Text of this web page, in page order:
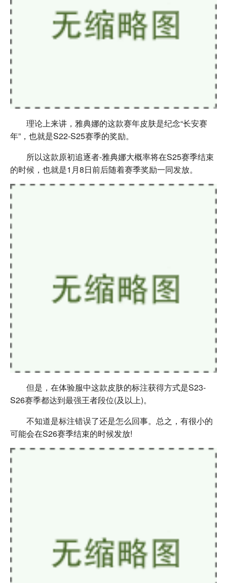
理论上来讲，雅典娜的这款赛年皮肤是纪念“长安赛
年”，也就是S22-S25赛季的奖励。
所以这款原初追逐者-雅典娜大概率将在S25赛季结束
的时候，也就是1月8日前后随着赛季奖励一同发放。
但是，在体验服中这款皮肤的标注获得方式是S23-
S26赛季都达到最强王者段位(及以上)。
不知道是标注错误了还是怎么回事。总之，有很小的
可能会在S26赛季结束的时候发放!